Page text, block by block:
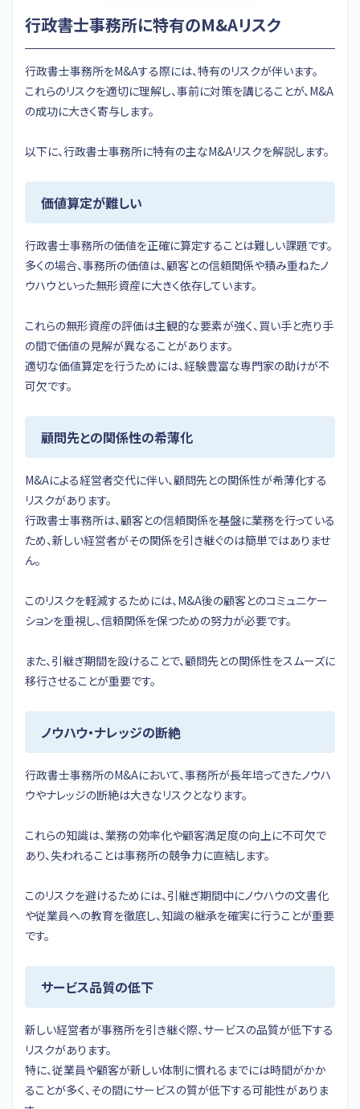
行政書士事務所に特有のM&Aリスク
行政書士事務所をM&Aする際には、特有のリスクが伴います。
これらのリスクを適切に理解し、事前に対策を講じることが、M&A
の成功に大きく寄与します。
以下に、行政書士事務所に特有の主なM&Aリスクを解説します。
価値算定が難しい
行政書士事務所の価値を正確に算定することは難しい課題です。
多くの場合、事務所の価値は、顧客との信頼関係や積み重ねたノ
ウハウといった無形資産に大きく依存しています。
これらの無形資産の評価は主観的な要素が強く、買い手と売り手
の間で価値の見解が異なることがあります。
適切な価値算定を行うためには、経験豊富な専門家の助けが不
可欠です。
顧問先との関係性の希薄化
M&Aによる経営者交代に伴い、顧問先との関係性が希薄化する
リスクがあります。
行政書士事務所は、顧客との信頼関係を基盤に業務を行っている
ため、新しい経営者がその関係を引き継ぐのは簡単ではありませ
ん。
このリスクを軽減するためには、M&A後の顧客とのコミュニケー
ションを重視し、信頼関係を保つための努力が必要です。
また、引継ぎ期間を設けることで、顧問先との関係性をスムーズに
移行させることが重要です。
ノウハウ・ナレッジの断絶
行政書士事務所のM&Aにおいて、事務所が長年培ってきたノウハ
ウやナレッジの断絶は大きなリスクとなります。
これらの知識は、業務の効率化や顧客満足度の向上に不可欠で
あり、失われることは事務所の競争力に直結します。
このリスクを避けるためには、引継ぎ期間中にノウハウの文書化
や従業員への教育を徹底し、知識の継承を確実に行うことが重要
です。
サービス品質の低下
新しい経営者が事務所を引き継ぐ際、サービスの品質が低下する
リスクがあります。
特に、従業員や顧客が新しい体制に慣れるまでには時間がかか
ることが多く、その間にサービスの質が低下する可能性がありま